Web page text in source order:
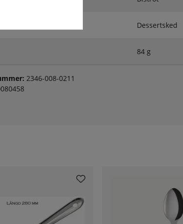
Dessertsked
84 g
2346-008-0211